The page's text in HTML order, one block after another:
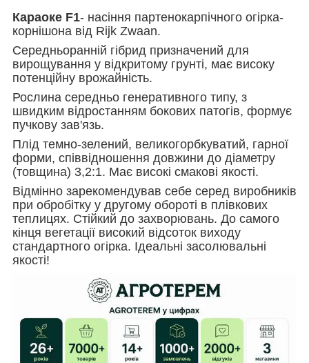
Караоке F1- насіння партенокарпічного огірка-
корнішона від Rijk Zwaan.
Середньоранній гібрид призначений для
вирощування у відкритому грунті, має високу
потенційну врожайність.
Рослина середньо генеративного типу, з
швидким відростанням бокових патогів, формує
пучкову зав'язь.
Плід темно-зелений, великогорбкуватий, гарної
форми, співвідношення довжини до діаметру
(товщина) 3,2:1. Має високі смакові якості.
Відмінно зарекомендував себе серед виробників
при обробітку у другому обороті в плівкових
теплицях. Стійкий до захворювань. До самого
кінця вегетації високий відсоток виходу
стандартного огірка. Ідеальні засолювальні
якості!